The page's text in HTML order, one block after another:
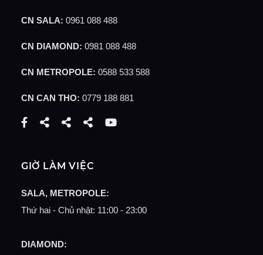
CN SALA: 0961 088 488
CN DIAMOND: 0981 088 488
CN METROPOLE: 0588 533 588
CN CAN THO: 0779 188 881
GIỜ LÀM VIỆC
SALA, METROPOLE:
Thứ hai - Chủ nhật: 11:00 - 23:00
DIAMOND: